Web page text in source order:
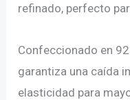
refinado, perfecto
Confeccionado en
garantiza una caída
elasticidad para